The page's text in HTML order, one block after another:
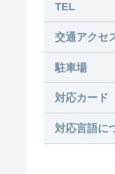
TEL
交通アクセ
駐車場
対応カード
対応言語に